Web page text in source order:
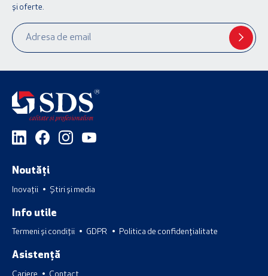
și oferte.
Noutăți
Inovații Știri și media
Info utile
Termeni și condiții GDPR Politica de confidențialitate
Asistență